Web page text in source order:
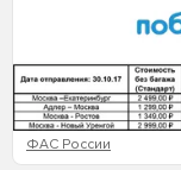
ФАС России